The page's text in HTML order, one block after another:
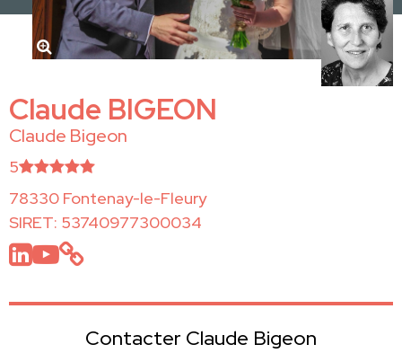
Claude BIGEON
Claude Bigeon
5
78330 Fontenay-le-Fleury
SIRET: 53740977300034
Contacter Claude Bigeon